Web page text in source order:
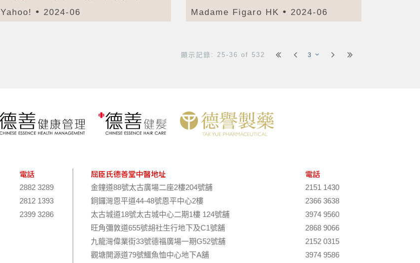
Yahoo! 2024-06 Madame Figaro HK 2024-06
顯示記錄: 25-36 of 532 3
電話
2882 3289
2812 1393
2399 3286
屈臣氏德善堂中醫地址 電話
金鐘道88號太古廣場二座2樓204號舖
2151 1430
銅鑼灣恩平道44-48號恩平中心2樓
2366 3638
太古城道18號太古城中心二期1樓 124號舖
3974 9560
旺角彌敦道655號胡社生行地下及C1號舖
2868 9066
九龍灣偉業街33號德福廣場一期G52號舖
2152 0315
觀塘開源道79號鱷魚恤中心地下A舖
3974 9586